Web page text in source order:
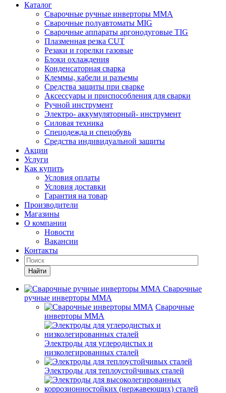
Каталог
Сварочные ручные инверторы MMA
Сварочные полуавтоматы MIG
Сварочные аппараты аргонодуговые TIG
Плазменная резка CUT
Резаки и горелки газовые
Блоки охлаждения
Конденсаторная сварка
Клеммы, кабели и разъемы
Средства защиты при сварке
Аксессуары и приспособления для сварки
Ручной инструмент
Электро- аккумуляторный- инструмент
Силовая техника
Спецодежда и спецобувь
Средства индивидуальной защиты
Акции
Услуги
Как купить
Условия оплаты
Условия доставки
Гарантия на товар
Производители
Магазины
О компании
Новости
Вакансии
Контакты
Найти
Сварочные
ручные инверторы MMA
Сварочные
инверторы MMA
Электроды для углеродистых и
низколегированных сталей
Электроды для теплоустойчивых сталей